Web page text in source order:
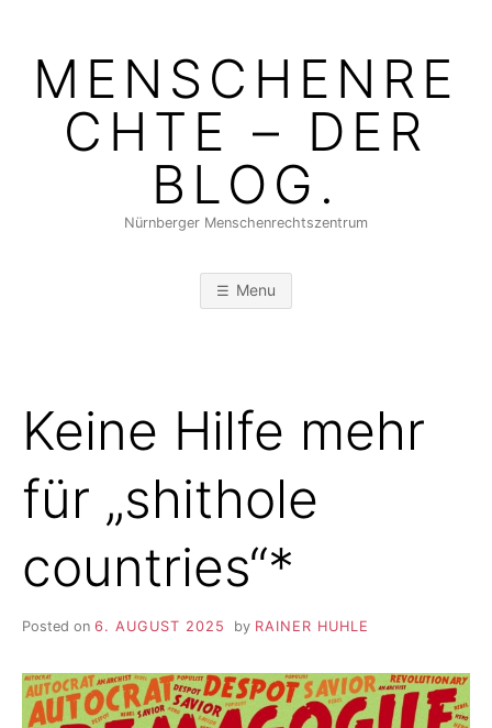
contentMENSCHENRE
CHTE – DER
BLOG.
Nürnberger Menschenrechtszentrum
Menu
Keine Hilfe mehr
für „shithole
countries“*
Posted on 6. AUGUST 2025 by RAINER HUHLE